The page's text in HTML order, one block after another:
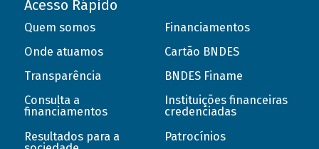
Acesso Rápido
Quem somos
Onde atuamos
Transparência
Consulta a
financiamentos
Resultados para a
Financiamentos
Cartão BNDES
BNDES Finame
Instituições financeiras
credenciadas
Patrocínios